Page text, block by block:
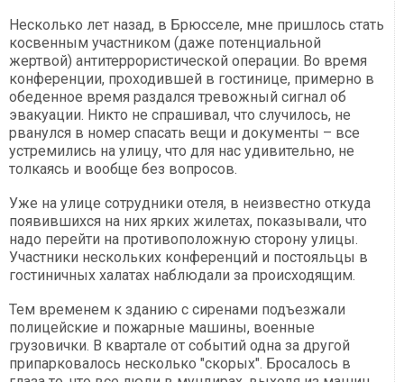
Несколько лет назад, в Брюсселе, мне пришлось стать
косвенным участником (даже потенциальной
жертвой) антитеррористической операции. Во время
конференции, проходившей в гостинице, примерно в
обеденное время раздался тревожный сигнал об
эвакуации. Никто не спрашивал, что случилось, не
рванулся в номер спасать вещи и документы – все
устремились на улицу, что для нас удивительно, не
толкаясь и вообще без вопросов.
Уже на улице сотрудники отеля, в неизвестно откуда
появившихся на них ярких жилетах, показывали, что
надо перейти на противоположную сторону улицы.
Участники нескольких конференций и постояльцы в
гостиничных халатах наблюдали за происходящим.
Тем временем к зданию с сиренами подъезжали
полицейские и пожарные машины, военные
грузовички. В квартале от событий одна за другой
припарковалось несколько "скорых". Бросалось в